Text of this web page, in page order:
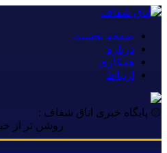
صفحه نخست
درباره
همکاری
ارتباط
۞ پایگاه خبری اتاق شفاف :
روشن تر از خبر |